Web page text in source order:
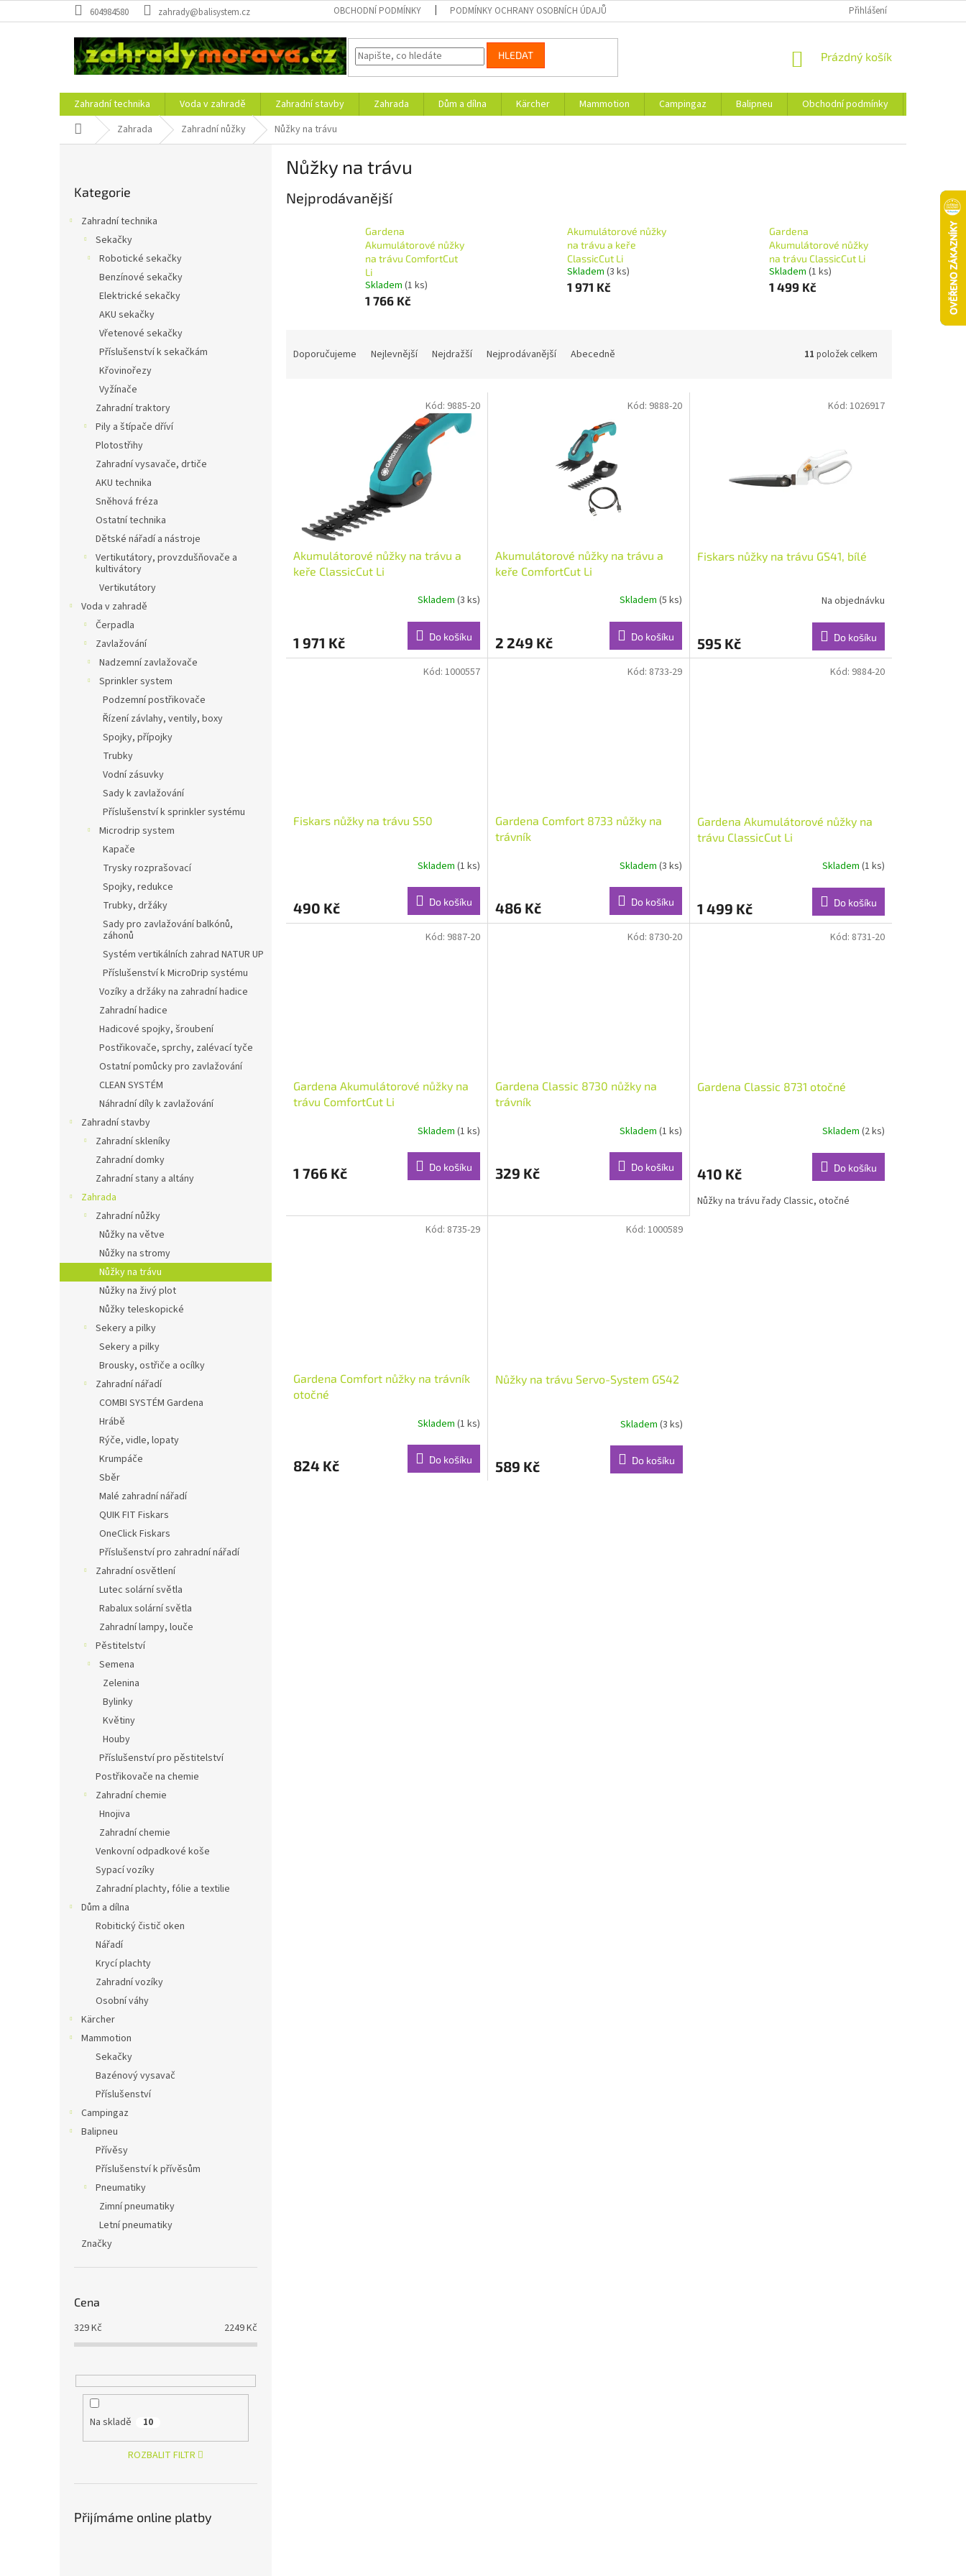
na
604984580 zahrady@balisystem.cz OBCHODNÍ PODMÍNKY PODMÍNKY OCHRANY OSOBNÍCH ÚDAJŮ Přihlášení
HLEDAT
NÁKUPNÍ
Prázdný košík
Zahradní technika Voda v zahradě Zahradní stavby Zahrada Dům a dílna Kärcher Mammotion Campingaz Balipneu Obchodní podmínky
Domů Zahrada Zahradní nůžky Nůžky na trávu
kategorie
Kategorie
Zahradní technika
Sekačky
Robotické sekačky
Benzínové sekačky
Elektrické sekačky
AKU sekačky
Vřetenové sekačky
Příslušenství k sekačkám
Křovinořezy
Vyžínače
Zahradní traktory
Pily a štípače dříví
Plotostřihy
Zahradní vysavače, drtiče
AKU technika
Sněhová fréza
Ostatní technika
Dětské nářadí a nástroje
Vertikutátory, provzdušňovače a
kultivátory
Vertikutátory
Voda v zahradě
Čerpadla
Zavlažování
Nadzemní zavlažovače
Sprinkler system
Podzemní postřikovače
Řízení závlahy, ventily, boxy
Spojky, přípojky
Trubky
Vodní zásuvky
Sady k zavlažování
Příslušenství k sprinkler systému
Microdrip system
Kapače
Trysky rozprašovací
Spojky, redukce
Trubky, držáky
Sady pro zavlažování balkónů,
záhonů
Systém vertikálních zahrad NATUR UP
Příslušenství k MicroDrip systému
Vozíky a držáky na zahradní hadice
Zahradní hadice
Hadicové spojky, šroubení
Postřikovače, sprchy, zalévací tyče
Ostatní pomůcky pro zavlažování
CLEAN SYSTÉM
Náhradní díly k zavlažování
Zahradní stavby
Zahradní skleníky
Zahradní domky
Zahradní stany a altány
Zahrada
Zahradní nůžky
Nůžky na větve
Nůžky na stromy
Nůžky na trávu
Nůžky na živý plot
Nůžky teleskopické
Sekery a pilky
Sekery a pilky
Brousky, ostřiče a ocílky
Zahradní nářadí
COMBI SYSTÉM Gardena
Hrábě
Rýče, vidle, lopaty
Krumpáče
Sběr
Malé zahradní nářadí
QUIK FIT Fiskars
OneClick Fiskars
Příslušenství pro zahradní nářadí
Zahradní osvětlení
Lutec solární světla
Rabalux solární světla
Zahradní lampy, louče
Pěstitelství
Semena
Zelenina
Bylinky
Květiny
Houby
Příslušenství pro pěstitelství
Postřikovače na chemie
Zahradní chemie
Hnojiva
Zahradní chemie
Venkovní odpadkové koše
Sypací vozíky
Zahradní plachty, fólie a textilie
Dům a dílna
Robitický čistič oken
Nářadí
Krycí plachty
Zahradní vozíky
Osobní váhy
Kärcher
Mammotion
Sekačky
Bazénový vysavač
Příslušenství
Campingaz
Balipneu
Přívěsy
Příslušenství k přívěsům
Pneumatiky
Zimní pneumatiky
Letní pneumatiky
Značky
Cena
329Kč 2249Kč
Na skladě 10
ROZBALIT FILTR
Přijímáme online platby
Nůžky na trávu
Nejprodávanější
Gardena
Akumulátorové nůžky
na trávu ComfortCut
Li
Skladem (1 ks)
1 766 Kč
Akumulátorové nůžky
na trávu a keře
ClassicCut Li
Skladem (3 ks)
1 971 Kč
Gardena
Akumulátorové nůžky
na trávu ClassicCut Li
Skladem (1 ks)
1 499 Kč
Doporučujeme Nejlevnější Nejdražší Nejprodávanější Abecedně 11 položek celkem
Akumulátorové nůžky na trávu a
keře ClassicCut Li
Skladem (3 ks)
1 971 Kč Do košíku
Kód: 9885-20
Akumulátorové nůžky na trávu a
keře ComfortCut Li
Skladem (5 ks)
2 249 Kč Do košíku
Kód: 9888-20
Fiskars nůžky na trávu GS41, bílé
Na objednávku
595 Kč Do košíku
Kód: 1026917
Fiskars nůžky na trávu S50
Skladem (1 ks)
490 Kč Do košíku
Kód: 1000557
Gardena Comfort 8733 nůžky na
trávník
Skladem (3 ks)
486 Kč Do košíku
Kód: 8733-29
Gardena Akumulátorové nůžky na
trávu ClassicCut Li
je
5,0
Skladem (1 ks)
1 499 Kč Do košíku
Kód: 9884-20
Gardena Akumulátorové nůžky na
trávu ComfortCut Li
Skladem (1 ks)
1 766 Kč Do košíku
Kód: 9887-20
Gardena Classic 8730 nůžky na
trávník
Skladem (1 ks)
329 Kč Do košíku
Kód: 8730-20
Gardena Classic 8731 otočné
Skladem (2 ks)
410 Kč Do košíku
Nůžky na trávu řady Classic, otočné
Kód: 8731-20
Gardena Comfort nůžky na trávník
otočné
Skladem (1 ks)
824 Kč Do košíku
Kód: 8735-29
Nůžky na trávu Servo-System GS42
Skladem (3 ks)
589 Kč Do košíku
Kód: 1000589